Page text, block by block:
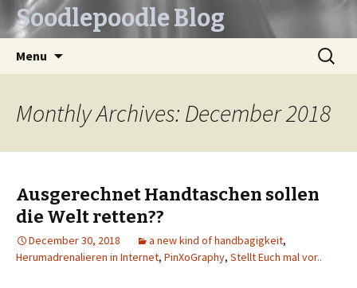
Soodlepoodle Blog
Menu
Search
for:
Monthly Archives: December 2018
Ausgerechnet Handtaschen sollen
die Welt retten??
December 30, 2018 a new kind of handbagigkeit,
Herumadrenalieren in Internet, PinXoGraphy, Stellt Euch mal vor..